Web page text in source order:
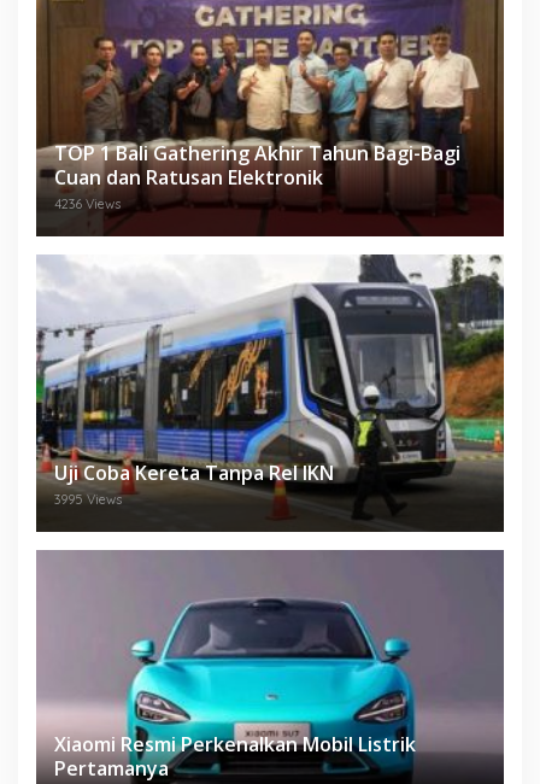
TOP 1 Bali Gathering Akhir Tahun Bagi-Bagi
Cuan dan Ratusan Elektronik
4236 Views
Uji Coba Kereta Tanpa Rel IKN
3995 Views
Xiaomi Resmi Perkenalkan Mobil Listrik
Pertamanya